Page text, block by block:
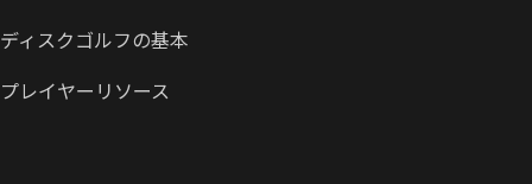
ディスクゴルフの基本
プレイヤーリソース